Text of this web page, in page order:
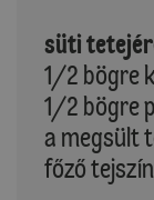
süti
1/2 bögre
1/2 bögre
a megsült
főző